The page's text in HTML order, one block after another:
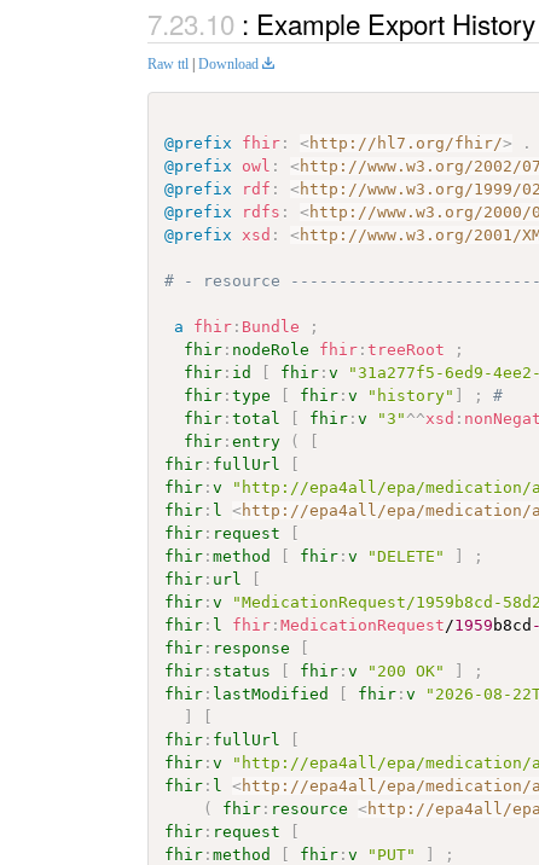
: Example Export
Raw ttl | Download
@prefix fhir : <http://hl7.org/fhir/>
.
@prefix
owl : <http://www.w3.org/2002/
@prefix
rdf : <http://www.w3.org/1999/
@prefix
rdfs : <http://www.w3.org/2000/
@prefix
xsd : <http://www.w3.org/2001/
# - resource
a fhir : Bundle
;
fhir : nodeRole fhir :treeRoot
;
fhir : id fhir :v "31a277f5-6ed9-
fhir :type fhir :v "history" ;
#
fhir :total fhir :v "3" ^^xsd :
fhir :entry (
fhir : fullUrl
fhir :v "http://epa4all/epa/medication/
fhir : l <http://epa4all/epa/medication/
fhir : request
fhir :method fhir :v "DELETE"
;
fhir : url
fhir :v "MedicationRequest/1959b8cd-
fhir : l fhir :MedicationRequest /1959 b8cd
fhir : response
fhir : status fhir :v "200 OK"
;
fhir : lastModified fhir :v "2026-08-
fhir : fullUrl
fhir :v "http://epa4all/epa/medication/
fhir : l <http://epa4all/epa/medication/
(
fhir : resource <http://epa4all/epa/
fhir : request
fhir :method fhir :v "PUT"
;